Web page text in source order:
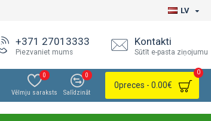
LV
+371 27013333
Piezvaniet mums
Kontakti
Sūtīt e-pasta ziņojumu
Vēlmju saraksts
0
Salīdzināt
0
0preces - 0.00€
0